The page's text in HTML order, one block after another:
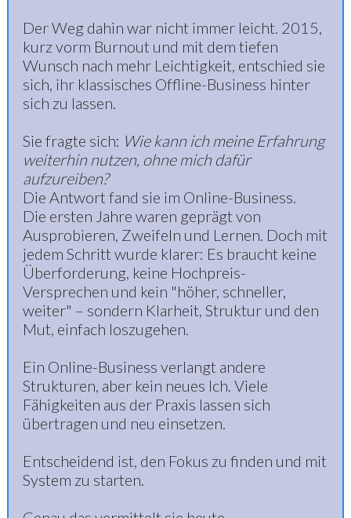
Der Weg dahin war nicht immer leicht. 2015,
kurz vorm Burnout und mit dem tiefen
Wunsch nach mehr Leichtigkeit, entschied sie
sich, ihr klassisches Offline-Business hinter
sich zu lassen.
Sie fragte sich: Wie kann ich meine Erfahrung
weiterhin nutzen, ohne mich dafür
aufzureiben?
Die Antwort fand sie im Online-Business.
Die ersten Jahre waren geprägt von
Ausprobieren, Zweifeln und Lernen. Doch mit
jedem Schritt wurde klarer: Es braucht keine
Überforderung, keine Hochpreis-
Versprechen und kein "höher, schneller,
weiter" – sondern Klarheit, Struktur und den
Mut, einfach loszugehen.
Ein Online-Business verlangt andere
Strukturen, aber kein neues Ich. Viele
Fähigkeiten aus der Praxis lassen sich
übertragen und neu einsetzen.
Entscheidend ist, den Fokus zu finden und mit
System zu starten.